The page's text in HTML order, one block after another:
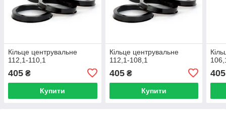
Кільце центрувальне
112,1-110,1
405 ₴
Купити
Кільце центрувальне
112,1-108,1
405₴
Купити
405